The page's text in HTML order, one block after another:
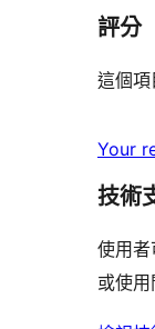
評分
這個項
Your
技術
使用
或使用